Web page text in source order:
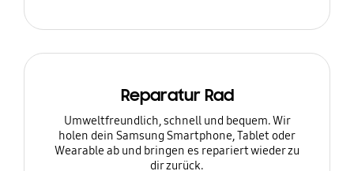
Reparatur Rad
Umweltfreundlich, schnell und bequem. Wir
holen dein Samsung Smartphone, Tablet oder
Wearable ab und bringen es repariert wieder zu
dir zurück.